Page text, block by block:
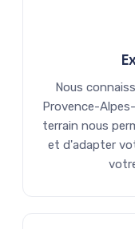
Nous
Provence-
terrain nous
et d'adapter